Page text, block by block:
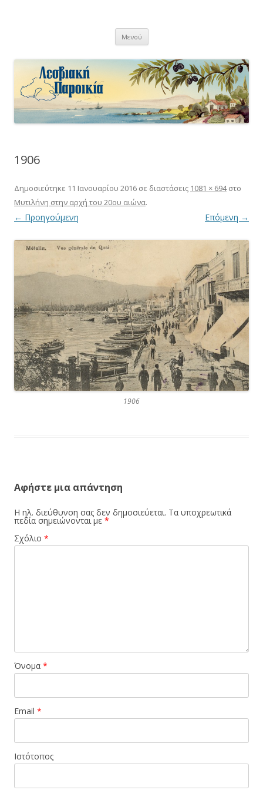
Μενού Μετάβαση
περιεχόμενο
1906
Δημοσιεύτηκε 11 Ιανουαρίου 2016 σε διαστάσεις 1081 × 694στο
Μυτιλήνη στην αρχή του 20ου αιώνα.
← Προηγούμενη Επόμενη →
1906
Αφήστε μια απάντηση
Η ηλ. διεύθυνση σας δεν δημοσιεύεται. Τα υποχρεωτικά
πεδία σημειώνονται με *
Σχόλιο *
Όνομα *
Email *
Ιστότοπος